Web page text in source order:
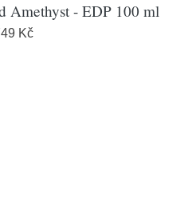
Amethyst - EDP 100 ml
Kč